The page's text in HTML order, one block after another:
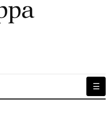
de
☰